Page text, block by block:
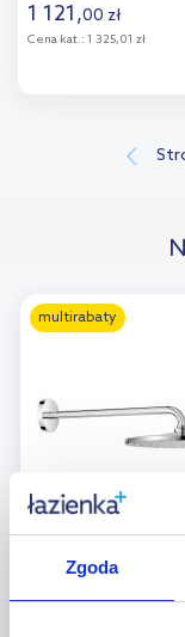
Zgoda
1 121,00 zł
Cena kat.: 1 325,01 zł
multirabaty